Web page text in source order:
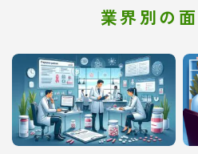
業界別の